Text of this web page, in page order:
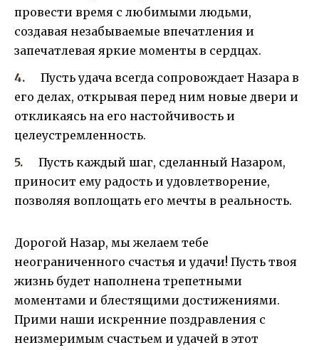
провести время с любимыми людьми,
создавая незабываемые впечатления и
запечатлевая яркие моменты в сердцах.
Пусть удача всегда сопровождает Назара в
его делах, открывая перед ним новые двери и
откликаясь на его настойчивость и
целеустремленность.
Пусть каждый шаг, сделанный Назаром,
приносит ему радость и удовлетворение,
позволяя воплощать его мечты в реальность.
Дорогой Назар, мы желаем тебе
неограниченного счастья и удачи! Пусть твоя
жизнь будет наполнена трепетными
моментами и блестящими достижениями.
Прими наши искренние поздравления с
неизмеримым счастьем и удачей в этот